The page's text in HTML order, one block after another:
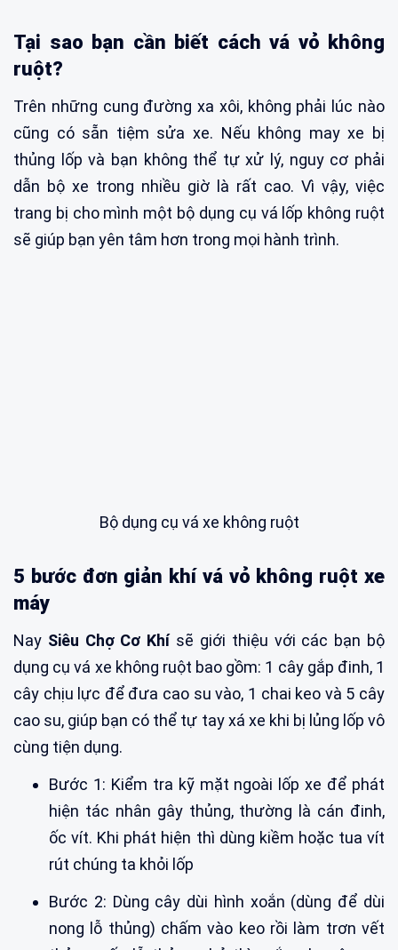
Tại sao bạn cần biết cách vá vỏ không
ruột?
Trên những cung đường xa xôi, không phải lúc nào
cũng có sẵn tiệm sửa xe. Nếu không may xe bị
thủng lốp và bạn không thể tự xử lý, nguy cơ phải
dẫn bộ xe trong nhiều giờ là rất cao. Vì vậy, việc
trang bị cho mình một bộ dụng cụ vá lốp không ruột
sẽ giúp bạn yên tâm hơn trong mọi hành trình.
Bộ dụng cụ vá xe không ruột
5 bước đơn giản khí vá vỏ không ruột xe
máy
Nay Siêu Chợ Cơ Khí sẽ giới thiệu với các bạn bộ
dụng cụ vá xe không ruột bao gồm: 1 cây gắp đinh, 1
cây chịu lực để đưa cao su vào, 1 chai keo và 5 cây
cao su, giúp bạn có thể tự tay xá xe khi bị lủng lốp vô
cùng tiện dụng.
Bước 1: Kiểm tra kỹ mặt ngoài lốp xe để phát
hiện tác nhân gây thủng, thường là cán đinh,
ốc vít. Khi phát hiện thì dùng kiềm hoặc tua vít
rút chúng ta khỏi lốp
Bước 2: Dùng cây dùi hình xoắn (dùng để dùi
nong lỗ thủng) chấm vào keo rồi làm trơn vết